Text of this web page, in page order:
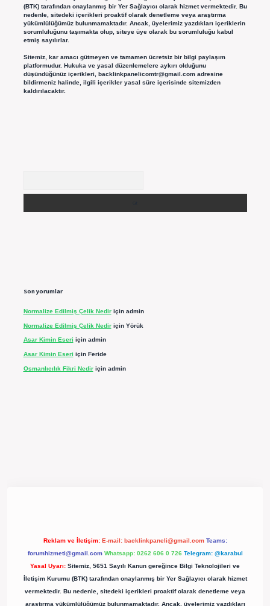
(BTK) tarafından onaylanmış bir Yer Sağlayıcı olarak hizmet vermektedir. Bu
nedenle, sitedeki içerikleri proaktif olarak denetleme veya araştırma
yükümlülüğümüz bulunmamaktadır. Ancak, üyelerimiz yazdıkları içeriklerin
sorumluluğunu taşımakta olup, siteye üye olarak bu sorumluluğu kabul
etmiş sayılırlar.
Sitemiz, kar amacı gütmeyen ve tamamen ücretsiz bir bilgi paylaşım
platformudur. Hukuka ve yasal düzenlemelere aykırı olduğunu
düşündüğünüz içerikleri, backlinkpanelicomtr@gmail.comadresine
bildirmeniz halinde, ilgili içerikler yasal süre içerisinde sitemizden
kaldırılacaktır.
Son yorumlar
Normalize Edilmiş Çelik Nediriçin admin
Normalize Edilmiş Çelik Nediriçin Yörük
Asar Kimin Eseri için admin
Asar Kimin Eseri için Feride
Osmanlıcılık Fikri Nediriçin admin
Reklam ve İletişim: E-mail: backlinkpaneli@gmail.com Teams:
forumhizmeti@gmail.com Whatsapp: 0262 606 0 726 Telegram: @karabul
Yasal Uyarı: Sitemiz, 5651 Sayılı Kanun gereğince Bilgi Teknolojileri ve
İletişim Kurumu (BTK) tarafından onaylanmış bir Yer Sağlayıcı olarak hizmet
vermektedir. Bu nedenle, sitedeki içerikleri proaktif olarak denetleme veya
araştırma yükümlülüğümüz bulunmamaktadır. Ancak, üyelerimiz yazdıkları